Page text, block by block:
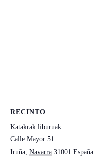
RECINTO
Katakrak liburuak
Calle Mayor 51
Iruña, Navarra 31001 España